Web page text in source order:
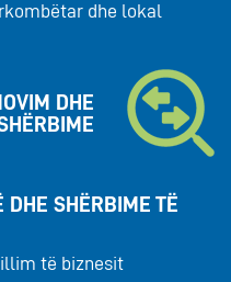
dhe lokal
DHE
DHE SHËRBIME TË
të biznesit